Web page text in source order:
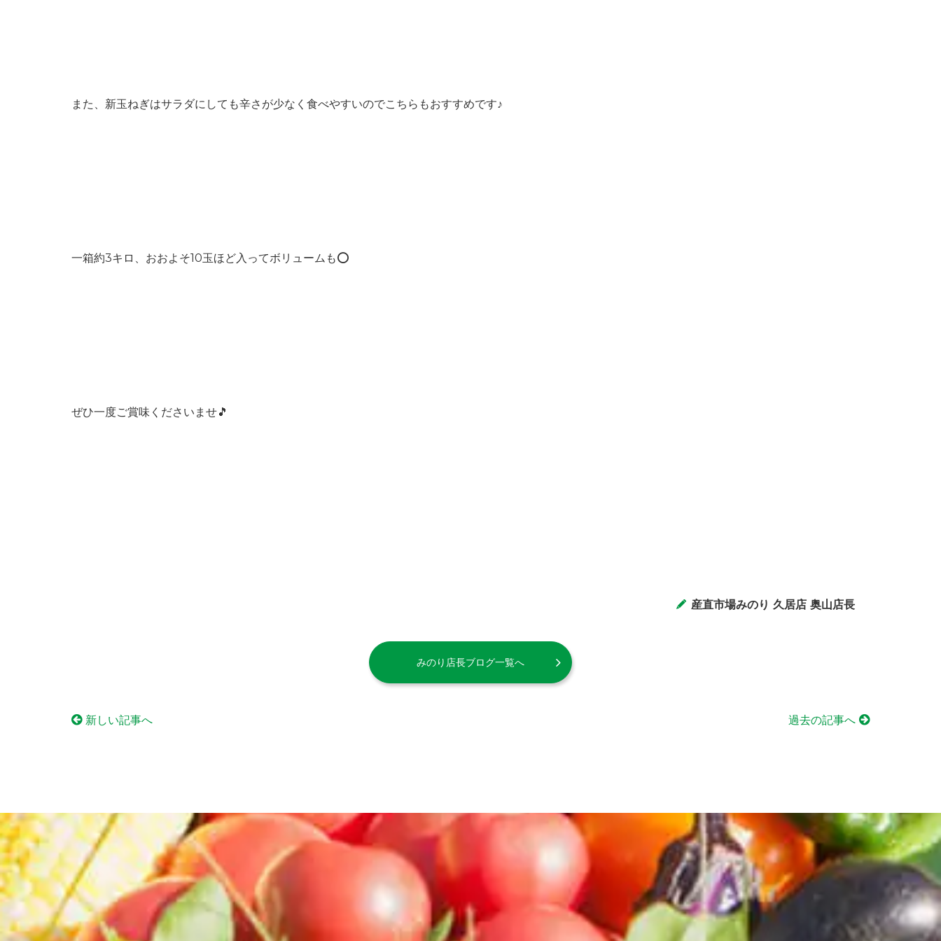
また、新玉ねぎはサラダにしても辛さが少なく食べやすいのでこちらもおすすめです♪
一箱約3キロ、おおよそ10玉ほど入ってボリュームも⭕️
ぜひ一度ご賞味くださいませ🎵
産直市場みのり 久居店 奥山店長
みのり店長ブログ一覧へ
新しい記事へ 過去の記事へ